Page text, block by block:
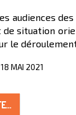
audiences
de situation
le
MAI 2021